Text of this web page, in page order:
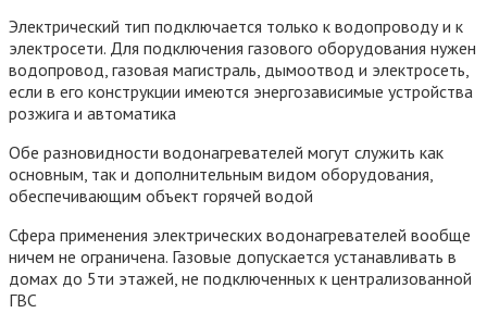
Электрический тип подключается только к водопроводу и к
электросети. Для подключения газового оборудования нужен
водопровод, газовая магистраль, дымоотвод и электросеть,
если в его конструкции имеются энергозависимые устройства
розжига и автоматика
Обе разновидности водонагревателей могут служить как
основным, так и дополнительным видом оборудования,
обеспечивающим объект горячей водой
Сфера применения электрических водонагревателей вообще
ничем не ограничена. Газовые допускается устанавливать в
домах до 5ти этажей, не подключенных к централизованной
ГВС